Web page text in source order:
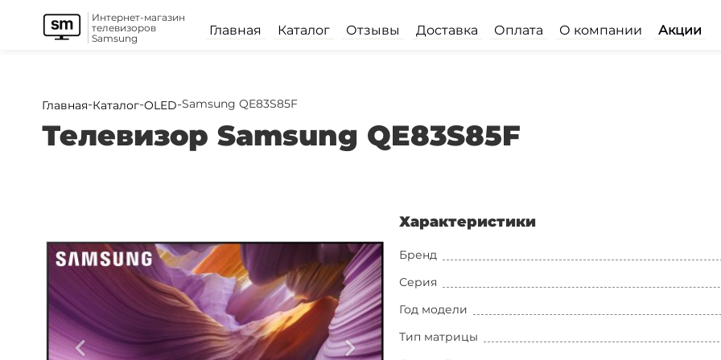
Интернет-магазин
телевизоров
Samsung
Главная Каталог Отзывы Доставка Оплата О компании Акции
Главная-Каталог-OLED-Samsung QE83S85F
Телевизор Samsung QE83S85F
Характеристики
Бренд
Серия
Год модели
Тип матрицы